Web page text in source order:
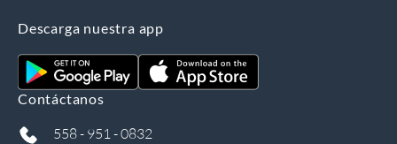
Descarga nuestra app
Contáctanos
558 - 951 - 0832